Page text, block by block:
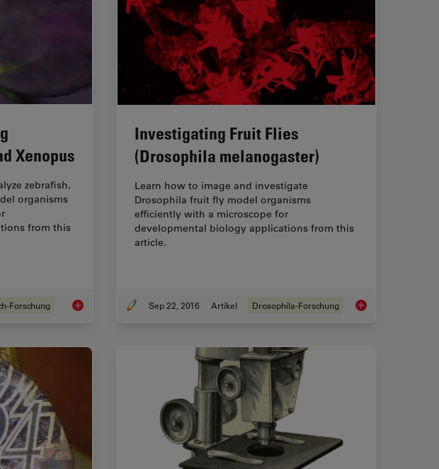
Engineering
Xenopus
zebrafish,
organisms
from this
Forschung Imaging and Analyzing Zebrafish, Medaka, and Xenopus
Investigating Fruit Flies
(Drosophila melanogaster)
Learn how to image and investigate
Drosophila fruit fly model organisms
efficiently with a microscope for
developmental biology applications from this
article.
Sep 22, 2016 Artikel Drosophila-Forschung Investigating Fruit